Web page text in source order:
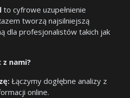
to cyfrowe uzupełnienie
tworzą najsilniejszą
dla profesjonalistów takich jak
z nami?
Łączymy dogłębne analizy z
online.